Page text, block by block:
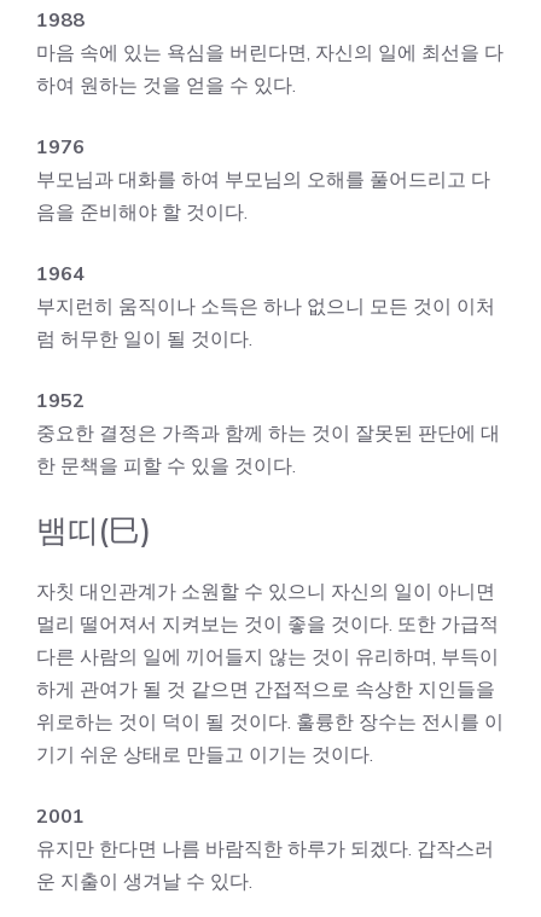
1988
마음 속에 있는 욕심을 버린다면, 자신의 일에 최선을 다
하여 원하는 것을 얻을 수 있다.
1976
부모님과 대화를 하여 부모님의 오해를 풀어드리고 다
음을 준비해야 할 것이다.
1964
부지런히 움직이나 소득은 하나 없으니 모든 것이 이처
럼 허무한 일이 될 것이다.
1952
중요한 결정은 가족과 함께 하는 것이 잘못된 판단에 대
한 문책을 피할 수 있을 것이다.
뱀띠(巳)
자칫 대인관계가 소원할 수 있으니 자신의 일이 아니면
멀리 떨어져서 지켜보는 것이 좋을 것이다. 또한 가급적
다른 사람의 일에 끼어들지 않는 것이 유리하며, 부득이
하게 관여가 될 것 같으면 간접적으로 속상한 지인들을
위로하는 것이 덕이 될 것이다. 훌륭한 장수는 전시를 이
기기 쉬운 상태로 만들고 이기는 것이다.
2001
유지만 한다면 나름 바람직한 하루가 되겠다. 갑작스러
운 지출이 생겨날 수 있다.